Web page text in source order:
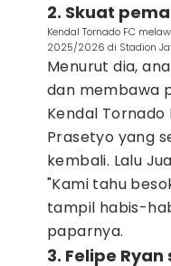
2. Skuat
Kendal Tornado FC
2025/2026 di Stadion
Menurut dia,
dan membawa
Kendal Tornado
Prasetyo yang
kembali. Lalu
"Kami tahu
tampil habis-
paparnya.
3. Felipe